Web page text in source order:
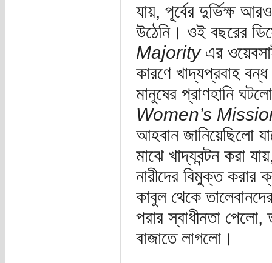
যায়, পূর্বের দুর্ভিক্ষ
উঠেনি। ওই বছরের
Majorityএর
কারণে খাদ্যপ্রবাহ
মানুষের প্রাণহানি
Women’s
আহবান জানিয়েছিলো
মাঝে খাদ্যবন্টন করা
নারীদের বিমুক্ত
কাবুল থেকে
পরার স্বাধীনতা
বাজাতে লাগলো।